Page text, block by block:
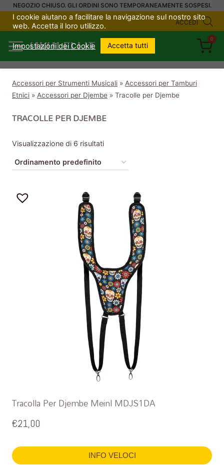
SaltaNEGOZIO CHIUSO. GLI ORDINI SONO TEMPORANEAMENTE SOSPESI.
ACCEDI
UKULELI.IT
0
Accessori per Strumenti Musicali » Accessori per Tamburi
Etnici » Accessori per Djembe » Tracolle per Djembe
TRACOLLE PER DJEMBE
Visualizzazione di 6 risultati
Tracolla Per Djembe Meinl MDJS1DA
€21,00
INFO VELOCI
I cookie aiutano a facilitare la navigazione sul nostro sito
web. Accetta il loro utilizzo.
Impostazioni dei Cookie Accetta tutti